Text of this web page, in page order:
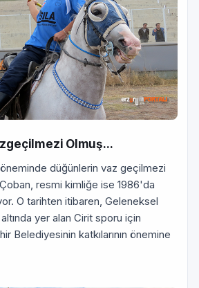
Olmuş...
düğünlerin vaz geçilmezi
resmi kimliğe ise 1986'da
O tarihten itibaren, Geleneksel
altında yer alan Cirit sporu için
Belediyesinin katkılarının önemine